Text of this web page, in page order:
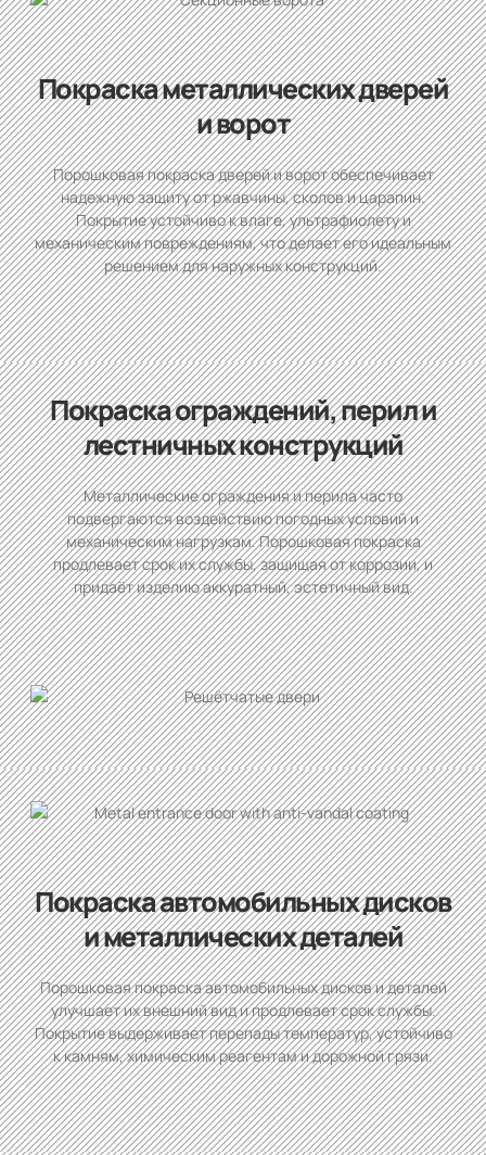
Покраска металлических дверей
и ворот
Порошковая покраска дверей и ворот обеспечивает
надежную защиту от ржавчины, сколов и царапин.
Покрытие устойчиво к влаге, ультрафиолету и
механическим повреждениям, что делает его идеальным
решением для наружных конструкций.
Покраска ограждений, перил и
лестничных конструкций
Металлические ограждения и перила часто
подвергаются воздействию погодных условий и
механическим нагрузкам. Порошковая покраска
продлевает срок их службы, защищая от коррозии, и
придаёт изделию аккуратный, эстетичный вид.
Покраска автомобильных дисков
и металлических деталей
Порошковая покраска автомобильных дисков и деталей
улучшает их внешний вид и продлевает срок службы.
Покрытие выдерживает перепады температур, устойчиво
к камням, химическим реагентам и дорожной грязи.